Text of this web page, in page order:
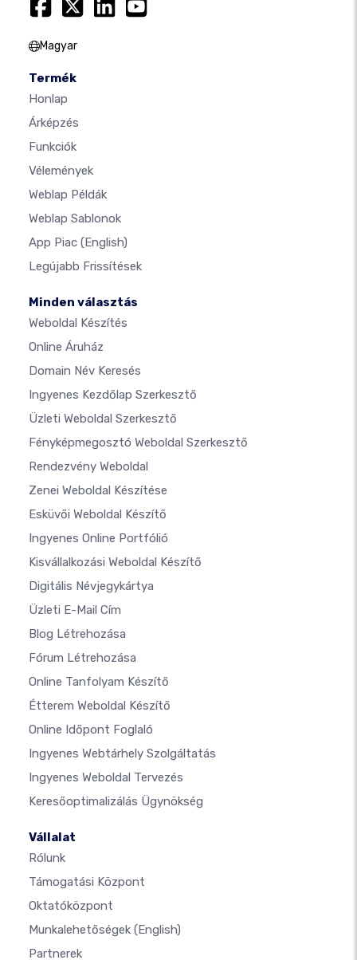
Magyar
Termék
Honlap
Árképzés
Funkciók
Vélemények
Weblap Példák
Weblap Sablonok
App Piac (English)
Legújabb Frissítések
Minden választás
Weboldal Készítés
Online Áruház
Domain Név Keresés
Ingyenes Kezdőlap Szerkesztő
Üzleti Weboldal Szerkesztő
Fényképmegosztó Weboldal Szerkesztő
Rendezvény Weboldal
Zenei Weboldal Készítése
Esküvői Weboldal Készítő
Ingyenes Online Portfólió
Kisvállalkozási Weboldal Készítő
Digitális Névjegykártya
Üzleti E-Mail Cím
Blog Létrehozása
Fórum Létrehozása
Online Tanfolyam Készítő
Étterem Weboldal Készítő
Online Időpont Foglaló
Ingyenes Webtárhely Szolgáltatás
Ingyenes Weboldal Tervezés
Keresőoptimalizálás Ügynökség
Vállalat
Rólunk
Támogatási Központ
Oktatóközpont
Munkalehetőségek (English)
Partnerek